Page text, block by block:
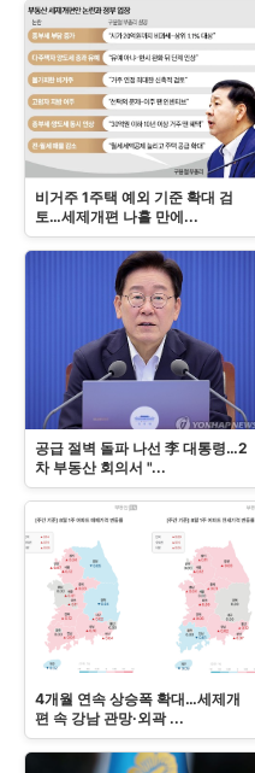
비거주 1주택 예외 기준 확대 검
토…세제개편 나흘 만에...
공급 절벽 돌파 나선 李 대통령…2
차 부동산 회의서 "...
4개월 연속 상승폭 확대…세제개
편 속 강남 관망·외곽 ...